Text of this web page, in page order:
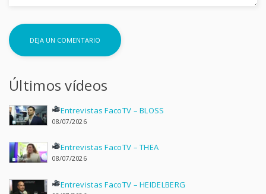
Últimos vídeos
Entrevistas FacoTV – BLOSS
08/07/2026
Entrevistas FacoTV – THEA
08/07/2026
Entrevistas FacoTV – HEIDELBERG